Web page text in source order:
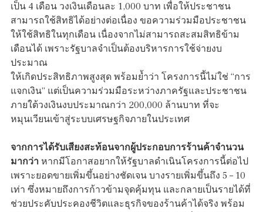
เป็น 4 เดือน วงเงินเดือนละ 1,000 บาท เพื่อให้ประชาชน
สามารถใช้สิทธิได้อย่างต่อเนื่อง ขอความร่วมมือประชาชน
ให้ใช้สิทธิในทุกเดือน เนื่องจากไม่สามารถสะสมสิทธิข้าม
เดือนได้ เพราะรัฐบาลจำเป็นต้องบริหารการใช้จ่ายงบ
ประมาณ
ให้เกิดประสิทธิภาพสูงสุด พร้อมย้ำว่า โครงการนี้ไม่ใช่ “การ
แจกเงิน” แต่เป็นความร่วมมือระหว่างภาครัฐและประชาชน
ภายใต้วงเงินงบประมาณกว่า 200,000 ล้านบาท ที่จะ
หมุนเวียนเข้าสู่ระบบเศรษฐกิจภายในประเทศ
จากการได้รับเสียงสะท้อนจากผู้ประกอบการร้านค้าจำนวน
มากว่า หากมีโอกาสอยากให้รัฐบาลดำเนินโครงการนี้ต่อไป
เพราะยอดขายเพิ่มขึ้นอย่างชัดเจน บางรายเพิ่มขึ้นถึง 5 – 10
เท่า ซึ่งหมายถึงการก้าวข้ามจุดคุ้มทุน และกลายเป็นรายได้ที่
ช่วยประคับประคองชีวิตและธุรกิจของร้านค้าได้จริง พร้อม